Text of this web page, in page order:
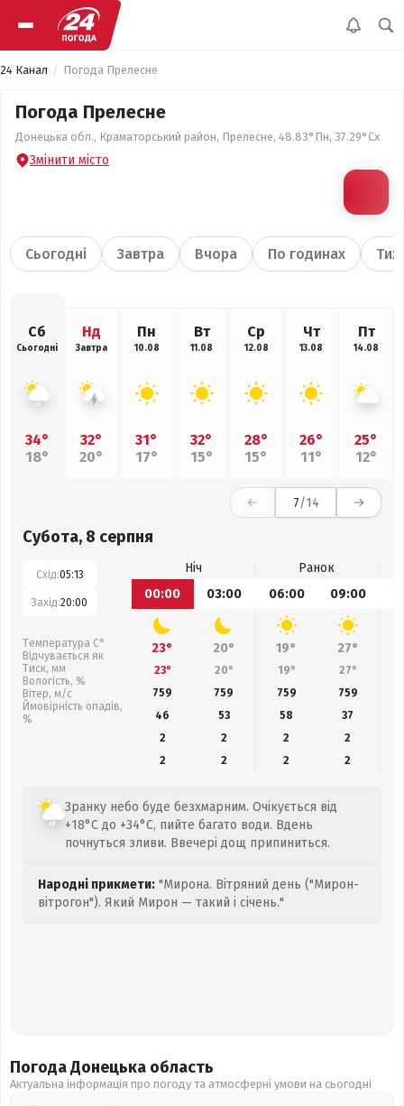
24 Канал Погода Прелесне
Погода Прелесне
Донецька обл., Краматорський район, Прелесне, 48.83°Пн, 37.29°Сх
Змінити місто
Сьогодні Завтра Вчора По годинах
Сб
Сьогодні
34°
18°
Нд
Завтра
32°
20°
Пн
10.08
31°
17°
Вт
11.08
32°
15°
Ср
12.08
28°
15°
Чт
13.08
26°
11°
Пт
14.08
25°
12°
7/14
Субота, 8 серпня
Схід:05:13
Захід:20:00
Температура С°
Відчувається як
Тиск, мм
Вологість, %
Вітер, м/с
Ймовірність опадів,
%
Ніч
Ранок
00:00
03:00 06:00 09:00
23° 20° 19° 27°
23° 20° 19° 27°
759
759 759 759
46
53 58 37
2
2 2
2
2
2 2 2
Зранку небо буде безхмарним. Очікується від
+18°C до +34°C, пийте багато води. Вдень
почнуться зливи. Ввечері дощ припиниться.
Народні прикмети: "Мирона. Вітряний день ("Мирон-
вітрогон"). Який Мирон — такий і січень."
Погода Донецька область
Актуальна інформація про погоду та атмосферні умови на сьогодні